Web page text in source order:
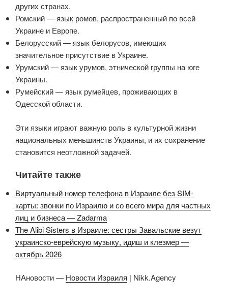
других странах.
Ромский — язык ромов, распространенный по всей
Украине и Европе.
Белорусский — язык белорусов, имеющих
значительное присутствие в Украине.
Урумский — язык урумов, этнической группы на юге
Украины.
Румейский — язык румейцев, проживающих в
Одесской области.
Эти языки играют важную роль в культурной жизни
национальных меньшинств Украины, и их сохранение
становится неотложной задачей.
Читайте также
Виртуальный номер телефона в Израиле без SIM-
карты: звонки по Израилю и со всего мира для частных
лиц и бизнеса — Zadarma
The Alibi Sisters в Израиле: сестры Завальские везут
украинско-еврейскую музыку, идиш и клезмер —
октябрь 2026
НАновости — Новости Израиля | Nikk.Agency